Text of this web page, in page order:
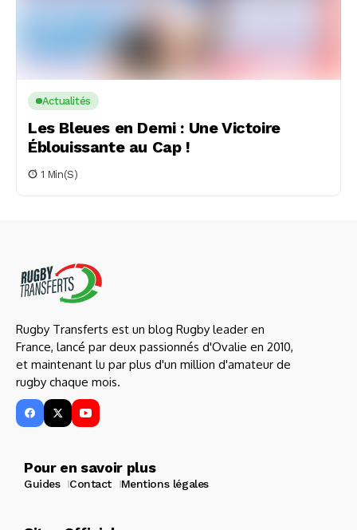
Actualités
Les Bleues en Demi : Une Victoire
Éblouissante au Cap !
1 Min(s)
Rugby Transferts est un blog Rugby leader en
France, lancé par deux passionnés d'Ovalie en 2010,
et maintenant lu par plus d'un million d'amateur de
rugby chaque mois.
Pour en savoir plus
Guides Contact Mentions légales